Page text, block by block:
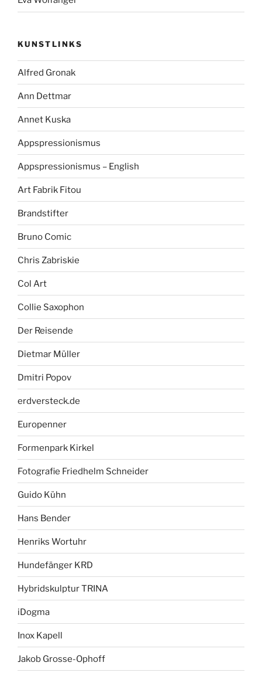
KUNSTLINKS
Alfred Gronak
Ann Dettmar
Annet Kuska
Appspressionismus
Appspressionismus – English
Art Fabrik Fitou
Brandstifter
Bruno Comic
Chris Zabriskie
Col Art
Collie Saxophon
Der Reisende
Dietmar Müller
Dmitri Popov
erdversteck.de
Europenner
Formenpark Kirkel
Fotografie Friedhelm Schneider
Guido Kühn
Hans Bender
Henriks Wortuhr
Hundefänger KRD
Hybridskulptur TRINA
iDogma
Inox Kapell
Jakob Grosse-Ophoff